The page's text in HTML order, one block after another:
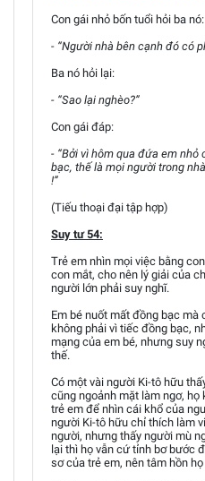
Con gái nhỏ bốn tuổi hỏi ba nó:
- “Người nhà bên cạnh đó có
Ba nó hỏi lại:
- “Sao lại nghèo?”
Con gái đáp:
- “Bởi vì hôm qua đứa em
bạc, thế là mọi người trong
!”
(Tiếu thoại đại tập hợp)
Suy tư 54:
Trẻ em nhìn mọi việc bằng
con mắt, cho nên lý giải của
người lớn phải suy nghĩ.
Em bé nuốt mất đồng bạc mà
không phải vì tiếc đồng bạc,
mạng của em bé, nhưng suy
thế.
Có một vài người Ki-tô hữu
cũng ngoảnh mặt làm ngơ,
trẻ em để nhìn cái khổ của
người Ki-tô hữu chỉ thích làm
người, nhưng thấy người mù
lại thì họ vẫn cứ tỉnh bơ bước
sơ của trẻ em, nên tâm hồn